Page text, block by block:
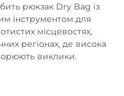
рюкзак Dry Bag із
інструментом для
місцевостях,
регіонах, де висока
виклики.